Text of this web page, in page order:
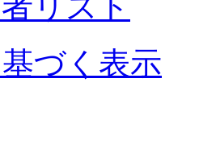
リスト
づく表示